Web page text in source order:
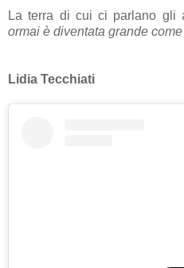
La terra di cui ci parlano gli
ormai è diventata grande
Lidia Tecchiati